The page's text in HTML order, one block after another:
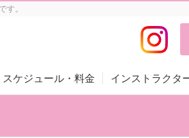
す。
スケジュール・料金 インストラクタ